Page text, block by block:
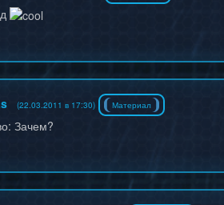
(22.03.2011 в 17:30) Материал
Зачем?